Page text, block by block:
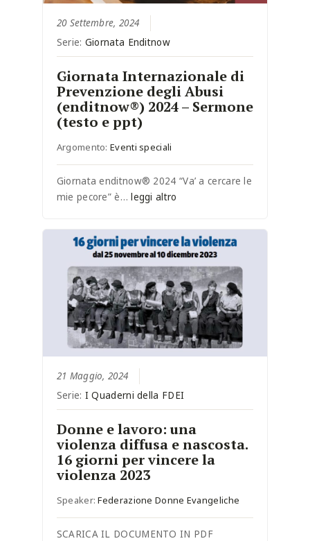
20 Settembre, 2024
Serie: Giornata Enditnow
Giornata Internazionale di
Prevenzione degli Abusi
(enditnow®) 2024 – Sermone
(testo e ppt)
Argomento:Eventi speciali
Giornata enditnow® 2024 “Va’ a cercare le
mie pecore” è…leggi altro
21 Maggio, 2024
Serie: I Quaderni della FDEI
Donne e lavoro: una
violenza diffusa e nascosta.
16 giorni per vincere la
violenza 2023
Speaker:Federazione Donne Evangeliche
SCARICA IL DOCUMENTO IN PDF